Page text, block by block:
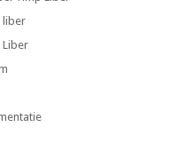
liber
Liber